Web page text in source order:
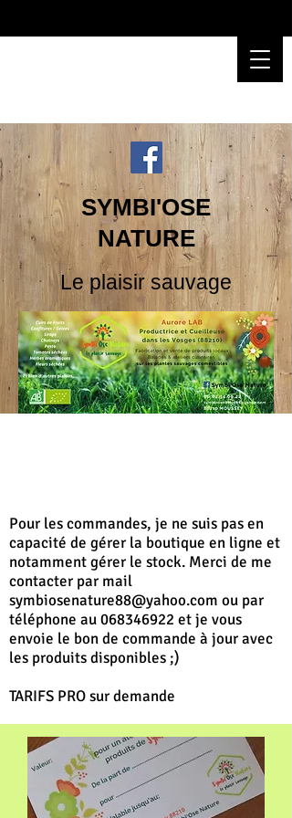
SYMBI'OSE
NATURE
Le plaisir sauvage
Pour les commandes, je ne suis pas en
capacité de gérer la boutique en ligne et
notamment gérer le stock. Merci de me
contacter par mail
symbiosenature88@yahoo.com ou par
téléphone au068346922 et je vous
envoie le bon de commande à jour avec
les produits disponibles ;)
TARIFS PRO sur demande